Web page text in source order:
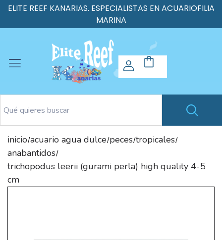
ELITE REEF KANARIAS. ESPECIALISTAS EN ACUARIOFILIA
MARINA
inicio/acuario agua dulce/peces/tropicales/
anabantidos/
trichopodus leerii (gurami perla) high quality 4-5
cm